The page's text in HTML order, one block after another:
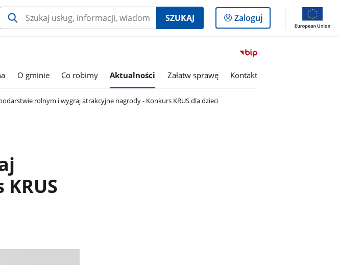
SZUKAJ
Logowanie
do
Zaloguj
Przejdź
serwisu
O gminie Co robimy Aktualności Załatw sprawę Kontakt
rolnym i wygraj atrakcyjne nagrody - Konkurs KRUS dla dzieci